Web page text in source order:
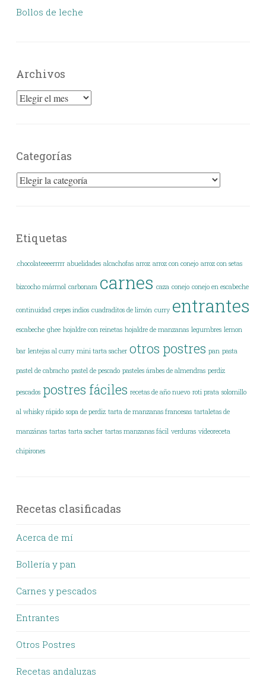
Bollos de leche
Archivos
Archivos
Categorías
Categorías
Etiquetas
.chocolateeeerrrrr abuelidades alcachofas arroz arroz con conejo arroz con setas
bizcocho mármol carbonara carnes caza conejo conejo en escabeche
continuidad crepes indios cuadraditos de limón curry entrantes
escabeche ghee hojaldre con reinetas hojaldre de manzanas legumbres lemon
bar lentejas al curry mini tarta sacher otros postres pan pasta
pastel de cabracho pastel de pescado pasteles árabes de almendras perdiz
pescados postres fáciles recetas de año nuevo roti prata solomillo
al whisky rápido sopa de perdiz tarta de manzanas francesas tartaletas de
manzánas tartas tarta sacher tartas manzanas fácil verduras vídeoreceta
chipirones
Recetas clasificadas
Acerca de mí
Bollería y pan
Carnes y pescados
Entrantes
Otros Postres
Recetas andaluzas